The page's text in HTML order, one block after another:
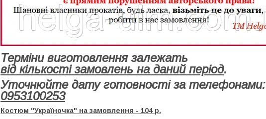
Терміни виготовлення залежать
від кількості замовлень на даний період.
Уточнюйте дату готовності за телефонами:
0953100253
Костюм "Україночка" на замовлення - 104 р.